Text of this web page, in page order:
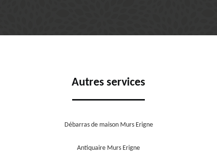
Autres services
Débarras de maison Murs Erigne
Antiquaire Murs Erigne